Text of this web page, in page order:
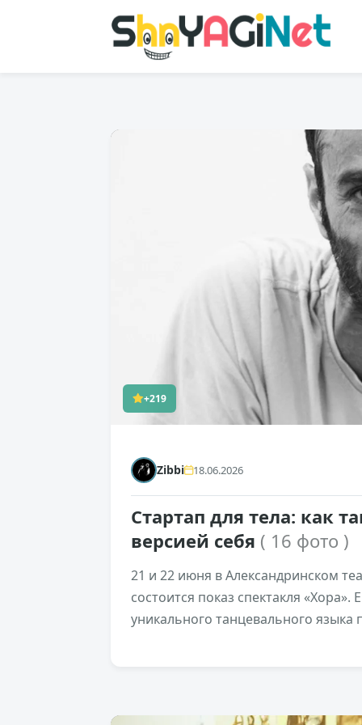
+219
Zibbi 18.06.2026
Стартап для тела: как
версией себя ( 16 фото )
21 и 22 июня в Александринском
состоится показ спектакля
уникального танцевального языка